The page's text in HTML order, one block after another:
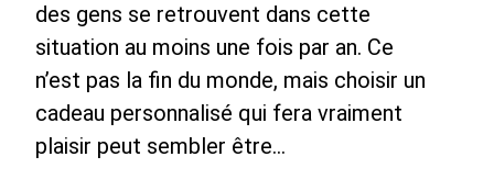
des gens se retrouvent dans cette
situation au moins une fois par an. Ce
n’est pas la fin du monde, mais choisir un
cadeau personnalisé qui fera vraiment
plaisir peut sembler être…